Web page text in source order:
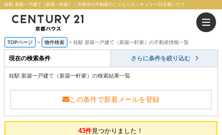
桂駅 新築一戸建て（新築一軒家）｜京都市の不動産のことならセンチュリー21京都ハウス
TOPページ 物件検索 桂駅 新築一戸建て（新築一軒家）の不動産情報一覧
現在の検索条件 さらに条件を絞り込む
桂駅 新築一戸建て（新築一軒家）の検索結果一覧
この条件で新着メールを登録
43件見つかりました！